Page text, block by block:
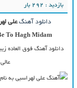
بازدید : 292 بار
دانلود آهنگ علی
To Hagh Midam
دانلود آهنگ فوق العاده
عالی ۱۲۸ و ۳۲۰ به همراه متن آهنگ